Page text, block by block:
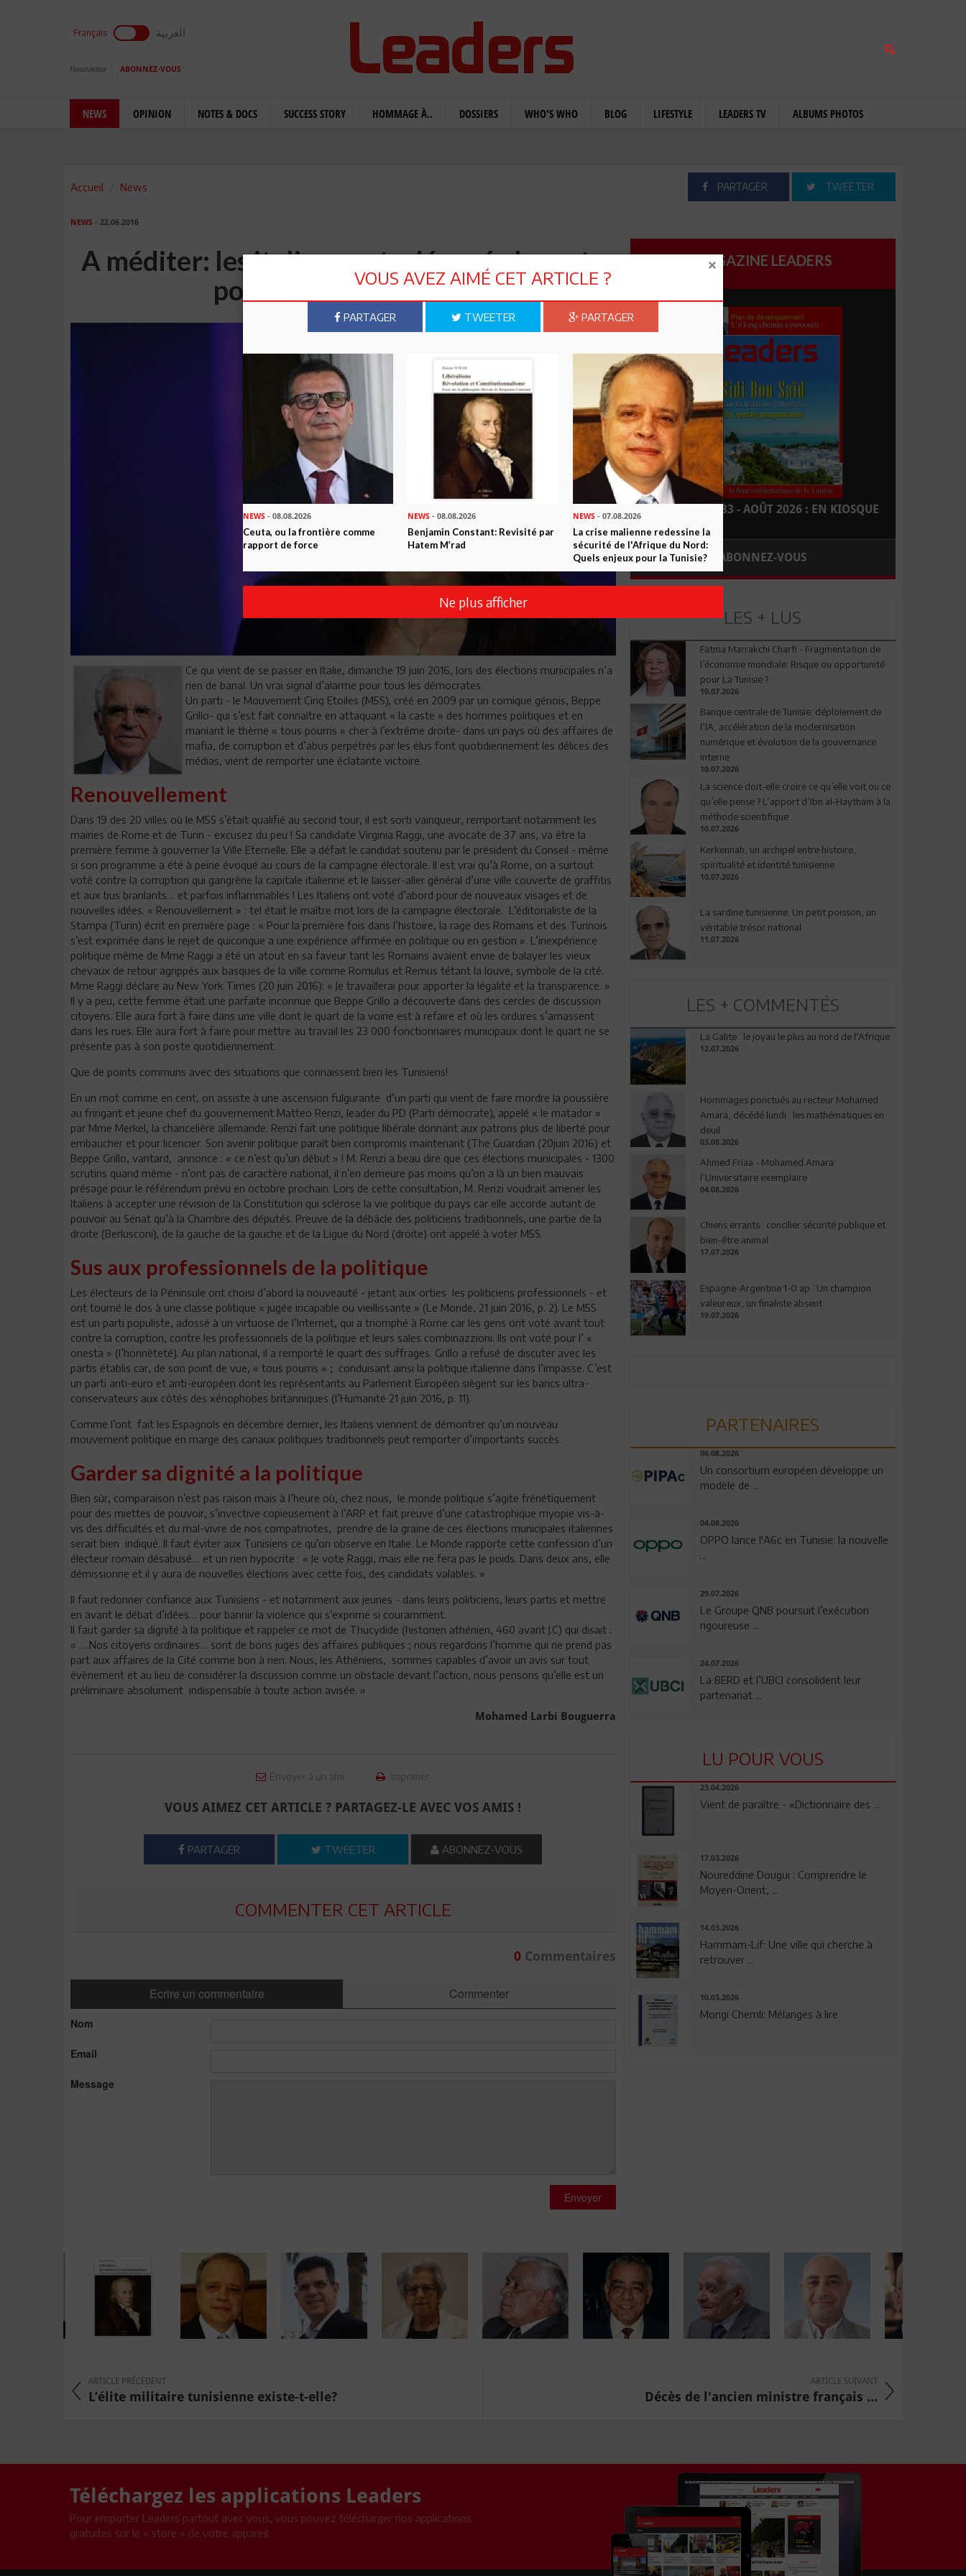
Français العربية
Newsletter ABONNEZ-VOUS
NEWS OPINION NOTES & DOCS SUCCESS STORY HOMMAGE À.. DOSSIERS WHO'S WHO BLOG LIFESTYLE LEADERS TV ALBUMS PHOTOS
Accueil News PARTAGER TWEETER
NEWS - 22.06.2016
A méditer: les italiens ont «dégagé» la caste
politique de leur pays
Ce qui vient de se passer en Italie, dimanche 19 juin 2016, lors des élections municipales n’a
rien de banal. Un vrai signal d’alarme pour tous les démocrates.
Un parti - le Mouvement Cinq Etoiles (M5S), créé en 2009 par un comique génois, Beppe
Grillo- qui s’est fait connaître en attaquant « la caste » des hommes politiques et en
maniant le thème « tous pourris » cher à l’extrême droite- dans un pays où des affaires de
mafia, de corruption et d’abus perpétrés par les élus font quotidiennement les délices des
médias, vient de remporter une éclatante victoire.
Renouvellement
Dans 19 des 20 villes où le M5S s’était qualifié au second tour, il est sorti vainqueur, remportant notamment les
mairies de Rome et de Turin - excusez du peu ! Sa candidate Virginia Raggi, une avocate de 37 ans, va être la
première femme à gouverner la Ville Eternelle. Elle a défait le candidat soutenu par le président du Conseil - même
si son programme a été à peine évoqué au cours de la campagne électorale. Il est vrai qu’à Rome, on a surtout
voté contre la corruption qui gangrène la capitale italienne et le laisser-aller général d’une ville couverte de graffitis
et aux bus branlants… et parfois inflammables ! Les Italiens ont voté d’abord pour de nouveaux visages et de
nouvelles idées. « Renouvellement » : tel était le maître mot lors de la campagne électorale. L’éditorialiste de la
Stampa (Turin) écrit en première page : « Pour la première fois dans l’histoire, la rage des Romains et des Turinois
s’est exprimée dans le rejet de quiconque a une expérience affirmée en politique ou en gestion ». L’inexpérience
politique même de Mme Raggi a été un atout en sa faveur tant les Romains avaient envie de balayer les vieux
chevaux de retour agrippés aux basques de la ville comme Romulus et Remus tétant la louve, symbole de la cité.
Mme Raggi déclare au New York Times (20 juin 2016): « Je travaillerai pour apporter la légalité et la transparence. »
Il y a peu, cette femme était une parfaite inconnue que Beppe Grillo a découverte dans des cercles de discussion
citoyens. Elle aura fort à faire dans une ville dont le quart de la voirie est à refaire et où les ordures s’amassent
dans les rues. Elle aura fort à faire pour mettre au travail les 23 000 fonctionnaires municipaux dont le quart ne se
présente pas à son poste quotidiennement.
Que de points communs avec des situations que connaissent bien les Tunisiens!
En un mot comme en cent, on assiste à une ascension fulgurante d’un parti qui vient de faire mordre la poussière
au fringant et jeune chef du gouvernement Matteo Renzi, leader du PD (Parti démocrate), appelé « le matador »
par Mme Merkel, la chancelière allemande. Renzi fait une politique libérale donnant aux patrons plus de liberté pour
embaucher et pour licencier. Son avenir politique paraît bien compromis maintenant (The Guardian (20juin 2016) et
Beppe Grillo, vantard, annonce : « ce n’est qu’un début » ! M. Renzi a beau dire que ces élections municipales - 1300
scrutins quand même - n’ont pas de caractère national, il n’en demeure pas moins qu’on a là un bien mauvais
présage pour le référendum prévu en octobre prochain. Lors de cette consultation, M. Renzi voudrait amener les
Italiens à accepter une révision de la Constitution qui sclérose la vie politique du pays car elle accorde autant de
pouvoir au Sénat qu’à la Chambre des députés. Preuve de la débâcle des politiciens traditionnels, une partie de la
droite (Berlusconi), de la gauche de la gauche et de la Ligue du Nord (droite) ont appelé à voter M5S.
Sus aux professionnels de la politique
Les électeurs de la Péninsule ont choisi d’abord la nouveauté - jetant aux orties les politiciens professionnels - et
ont tourné le dos à une classe politique « jugée incapable ou vieillissante » (Le Monde, 21 juin 2016, p. 2). Le M5S
est un parti populiste, adossé à un virtuose de l’Internet, qui a triomphé à Rome car les gens ont voté avant tout
contre la corruption, contre les professionnels de la politique et leurs sales combinazzioni. Ils ont voté pour l’ «
onesta » (l’honnêteté). Au plan national, il a remporté le quart des suffrages. Grillo a refusé de discuter avec les
partis établis car, de son point de vue, « tous pourris » ; conduisant ainsi la politique italienne dans l’impasse. C’est
un parti anti-euro et anti-européen dont les représentants au Parlement Européen siègent sur les bancs ultra-
conservateurs aux côtés des xénophobes britanniques (l’Humanité 21 juin 2016, p. 11).
Comme l’ont fait les Espagnols en décembre dernier, les Italiens viennent de démontrer qu’un nouveau
mouvement politique en marge des canaux politiques traditionnels peut remporter d’importants succès.
Garder sa dignité a la politique
Bien sûr, comparaison n’est pas raison mais à l’heure où, chez nous, le monde politique s’agite frénétiquement
pour des miettes de pouvoir, s’invective copieusement à l’ARP et fait preuve d’une catastrophique myopie vis-à-
vis des difficultés et du mal-vivre de nos compatriotes, prendre de la graine de ces élections municipales italiennes
serait bien indiqué. Il faut éviter aux Tunisiens ce qu’on observe en Italie. Le Monde rapporte cette confession d’un
électeur romain désabusé… et un rien hypocrite : « Je vote Raggi, mais elle ne fera pas le poids. Dans deux ans, elle
démissionne et il y aura de nouvelles élections avec cette fois, des candidats valables. »
Il faut redonner confiance aux Tunisiens - et notamment aux jeunes - dans leurs politiciens, leurs partis et mettre
en avant le débat d’idées… pour bannir la violence qui s’exprime si couramment.
Il faut garder sa dignité à la politique et rappeler ce mot de Thucydide (historien athénien, 460 avant J.C) qui disait :
« ….Nos citoyens ordinaires… sont de bons juges des affaires publiques ; nous regardons l’homme qui ne prend pas
part aux affaires de la Cité comme bon à rien. Nous, les Athéniens, sommes capables d’avoir un avis sur tout
évènement et au lieu de considérer la discussion comme un obstacle devant l’action, nous pensons qu’elle est un
préliminaire absolument indispensable à toute action avisée. »
Mohamed Larbi Bouguerra
Envoyer à un ami Imprimer
VOUS AIMEZ CET ARTICLE ? PARTAGEZ-LE AVEC VOS AMIS !
PARTAGER TWEETER ABONNEZ-VOUS
COMMENTER CET ARTICLE
0Commentaires
Ecrire un commentaire Commenter
Nom
Email
Message
Envoyer
MAGAZINE LEADERS
LEADERS N° 183 - AOÛT 2026 : EN KIOSQUE
ABONNEZ-VOUS
LES + LUS
Fatma Marrakchi Charfi - Fragmentation de
l’économie mondiale: Risque ou opportunité
pour La Tunisie ?
10.07.2026
Banque centrale de Tunisie: déploiement de
l’IA, accélération de la modernisation
numérique et évolution de la gouvernance
interne
10.07.2026
La science doit-elle croire ce qu’elle voit ou ce
qu’elle pense ? L’apport d’Ibn al-Haytham à la
méthode scientifique
10.07.2026
Kerkennah, un archipel entre histoire,
spiritualité et identité tunisienne
10.07.2026
La sardine tunisienne: Un petit poisson, un
véritable trésor national
11.07.2026
LES + COMMENTÉS
La Galite : le joyau le plus au nord de l'Afrique
12.07.2026
Hommages ponctués au recteur Mohamed
Amara, décédé lundi : les mathématiques en
deuil
03.08.2026
Ahmed Friaa - Mohamed Amara:
l’Universitaire exemplaire
04.08.2026
Chiens errants : concilier sécurité publique et
bien-être animal
17.07.2026
Espagne-Argentine 1-0 ap : Un champion
valeureux, un finaliste absent
19.07.2026
PARTENAIRES
06.08.2026
Un consortium européen développe un
modèle de ...
04.08.2026
OPPO lance l'A6c en Tunisie: la nouvelle
...
29.07.2026
Le Groupe QNB poursuit l’exécution
rigoureuse ...
24.07.2026
La BERD et l’UBCI consolident leur
partenariat ...
LU POUR VOUS
23.04.2026
Vient de paraître - «Dictionnaire des ...
17.03.2026
Noureddine Dougui : Comprendre le
Moyen-Orient, ...
14.03.2026
Hammam-Lif: Une ville qui cherche à
retrouver ...
10.03.2026
Mongi Chemli: Mélanges à lire
ARTICLE PRÉCÉDENT
L’élite militaire tunisienne existe-t-elle?
ARTICLE SUIVANT
Décès de l'ancien ministre français ...
Téléchargez les applications Leaders
Pour emporter Leaders partout avec vous, vous pouvez télécharger nos applications
gratuites sur le « store » de votre appareil.
VOUS AVEZ AIMÉ CET ARTICLE ?
PARTAGER TWEETER PARTAGER
NEWS - 08.08.2026
Ceuta, ou la frontière comme
rapport de force
NEWS - 08.08.2026
Benjamin Constant: Revisité par
Hatem M’rad
NEWS- 07.08.2026
La crise malienne redessine la
sécurité de l'Afrique du Nord:
Quels enjeux pour la Tunisie?
Ne plus afficher